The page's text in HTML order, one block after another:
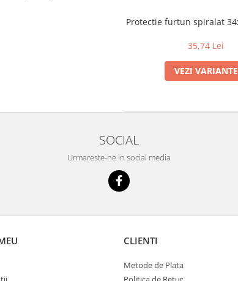
Protectie furtun spiralat
35,74 Lei
VEZI VARIANTE
SOCIAL
Urmareste-ne in social media
CLIENTI
Metode de Plata